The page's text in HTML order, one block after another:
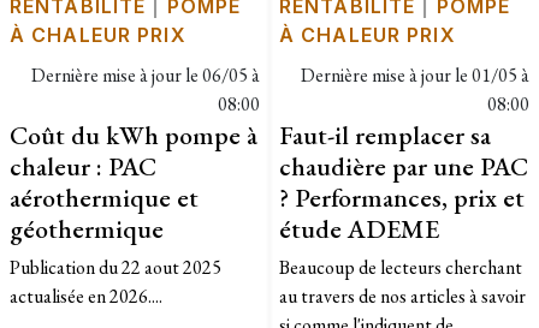
RENTABILITÉ
POMPE
À CHALEUR PRIX
Dernière mise à jour le06/05 à
08:00
Coût du kWh pompe à
chaleur : PAC
aérothermique et
géothermique
Publication du 22 aout 2025
actualisée en 2026....
RENTABILITÉ
POMPE
À CHALEUR PRIX
Dernière mise à jour le01/05 à
08:00
Faut-il remplacer sa
chaudière par une PAC
? Performances, prix et
étude ADEME
Beaucoup de lecteurs cherchant
au travers de nos articles à savoir